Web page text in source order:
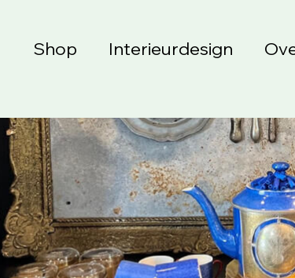
Shop Interieurdesign